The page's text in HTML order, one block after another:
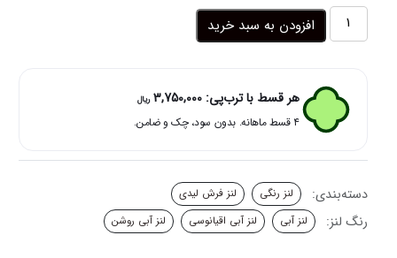
لنز
اسپل
فرش
عدد
افزودن به سبد خرید
هر قسط با ترب‌پی: 3,750,000 ریال
۴ قسط ماهانه. بدون سود، چک و ضامن.
دسته‌بندی: لنز رنگی لنز فرش لیدی
رنگ لنز: لنز آبی لنز آبی اقیانوسی لنز آبی روشن